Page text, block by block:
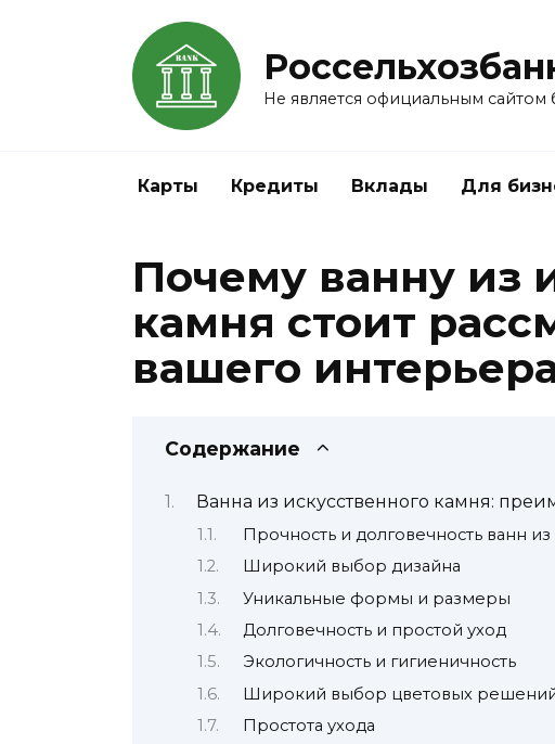
Не является официальным сайтом
Карты Кредиты Вклады Для
Почему ванну из
камня стоит
вашего
Содержание
Ванна из искусственного камня:
Прочность и долговечность ванн
Широкий выбор дизайна
Уникальные формы и размеры
Долговечность и простой уход
Экологичность и гигиеничность
Широкий выбор цветовых
Простота ухода